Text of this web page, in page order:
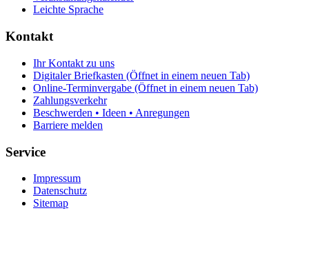
Leichte Sprache
Kontakt
Ihr Kontakt zu uns
Digitaler Briefkasten (Öffnet in einem neuen Tab)
Online-Terminvergabe (Öffnet in einem neuen Tab)
Zahlungsverkehr
Beschwerden • Ideen • Anregungen
Barriere melden
Service
Impressum
Datenschutz
Sitemap